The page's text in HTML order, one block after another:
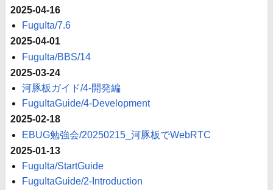
2025-04-16
FuguIta/7.6
2025-04-01
FuguIta/BBS/14
2025-03-24
河豚板ガイド/4-開発編
FuguItaGuide/4-Development
2025-02-18
EBUG勉強会/20250215_河豚板でWebRTC
2025-01-13
FuguIta/StartGuide
FuguItaGuide/2-Introduction